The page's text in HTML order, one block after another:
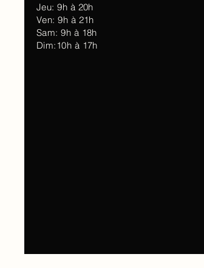
Jeu: 9h à 20h
Ven: 9h à 21h
Sam: 9h à 18h
Dim:10h à 17h